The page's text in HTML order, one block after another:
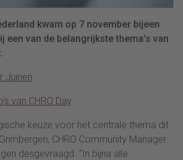
kwam op 7 november bijeen
een van de belangrijkste thema’s van
Juinen
van CHRO Day
keuze voor het centrale thema dit
CHRO Community Manager
desgevraagd. “In bijna alle